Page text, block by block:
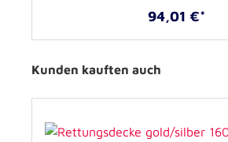
94,01 €*
Kunden kauften auch